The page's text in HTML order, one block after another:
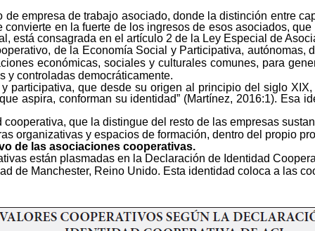
empresa de trabajo asociado, donde la distinción entre
en la fuerte de los ingresos de esos asociados,
está consagrada en el artículo 2 de la Ley Especial de
de la Economía Social y Participativa, autónomas,
económicas, sociales y culturales comunes, para
y controladas democráticamente.
participativa, quedesde su origen al principio del siglo
aspira, conforman su identidad” (Martínez, 2016:1). Esa
que la distingue del resto de las empresas
organizativas y espacios de formación, dentro del propio
de las asociaciones cooperativas.
están plasmadas en la Declaración de Identidad
de Manchester, Reino Unido. Esta identidad coloca a las